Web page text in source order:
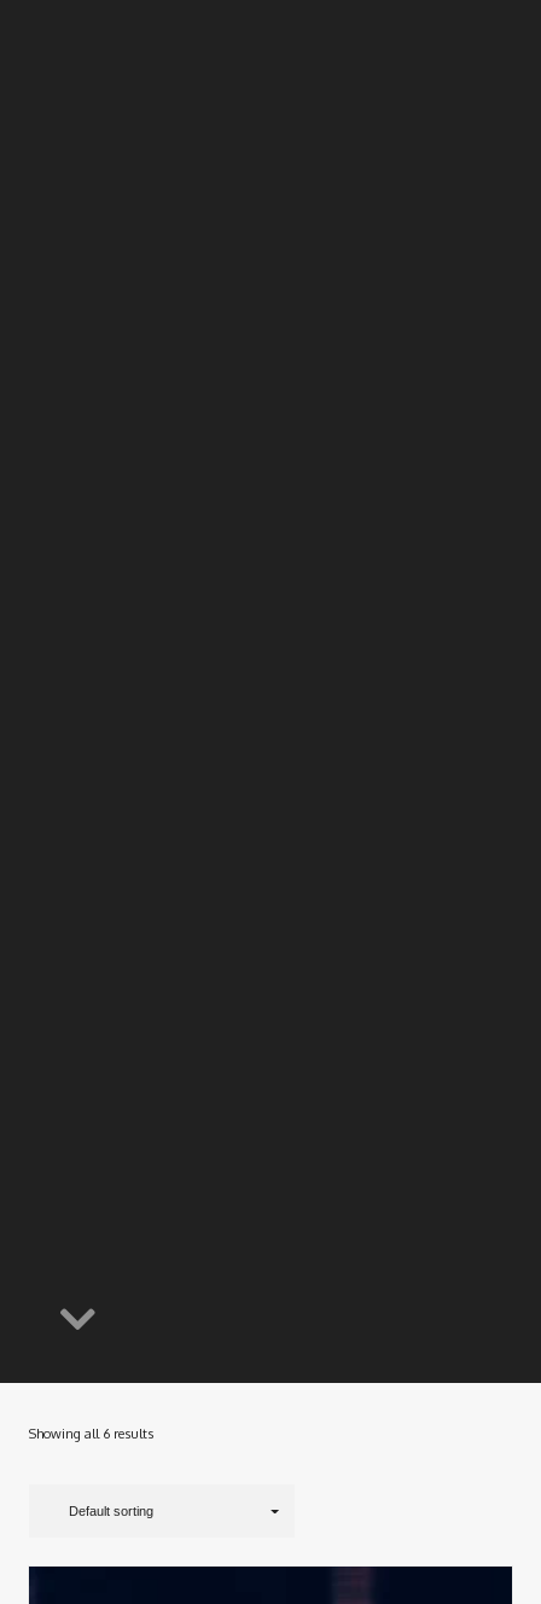
Showing all 6 results
Default sorting